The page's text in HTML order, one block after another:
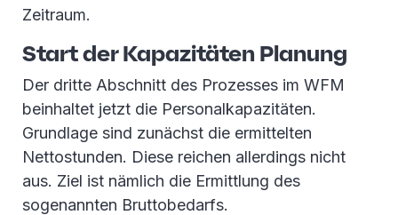
Zeitraum.
Start der Kapazitäten Planung
Der dritte Abschnitt des Prozesses im WFM
beinhaltet jetzt die Personalkapazitäten.
Grundlage sind zunächst die ermittelten
Nettostunden. Diese reichen allerdings nicht
aus. Ziel ist nämlich die Ermittlung des
sogenannten Bruttobedarfs.